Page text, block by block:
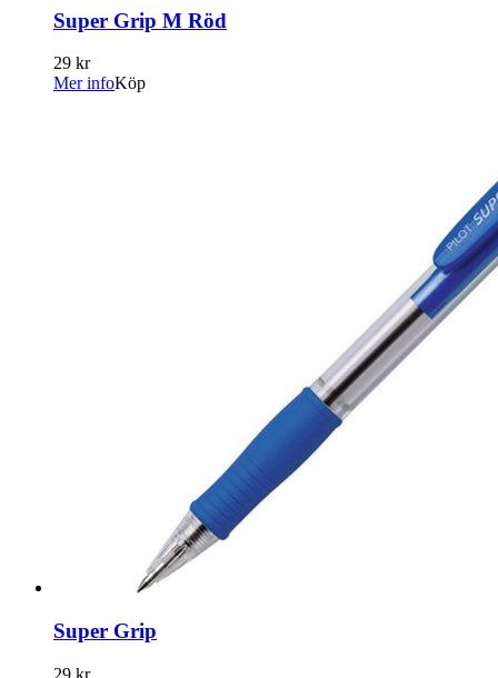
Super Grip M Röd
29 kr
Mer infoKöp
Super Grip
29 kr